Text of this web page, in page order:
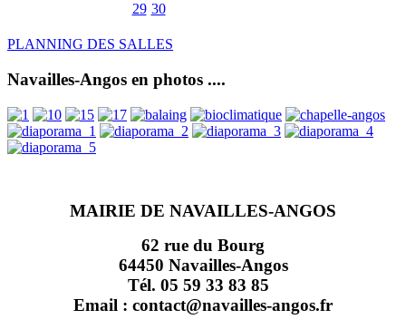
29 30
PLANNING DES SALLES
Navailles-Angos en photos ....
MAIRIE DE NAVAILLES-ANGOS
62 rue du Bourg
64450 Navailles-Angos
Tél. 05 59 33 83 85
Email : contact@navailles-angos.fr